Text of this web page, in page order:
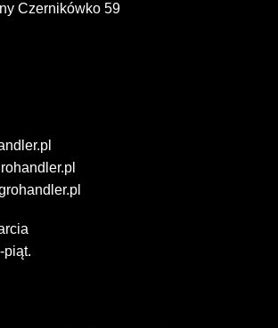
Czernikówko 59
piąt.